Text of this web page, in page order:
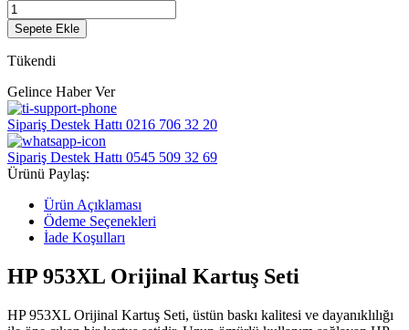
Sepete Ekle
Tükendi
Gelince Haber Ver
Sipariş Destek Hattı 0216 706 32 20
Sipariş Destek Hattı 0545 509 32 69
Ürünü Paylaş:
Ürün Açıklaması
Ödeme Seçenekleri
İade Koşulları
HP 953XL Orijinal Kartuş Seti
HP 953XL Orijinal Kartuş Seti, üstün baskı kalitesi ve dayanıklılığı